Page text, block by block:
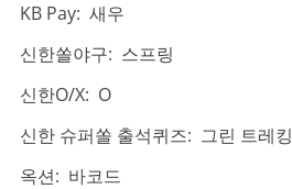
KB Pay: 새우
신한쏠야구: 스프링
신한O/X: O
신한 슈퍼쏠 출석퀴즈: 그린 트레킹
옥션: 바코드